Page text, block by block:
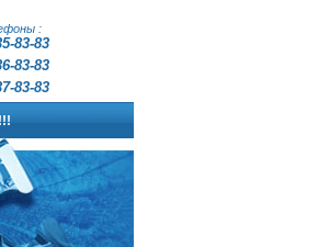
:
83-83
83-83
83-83